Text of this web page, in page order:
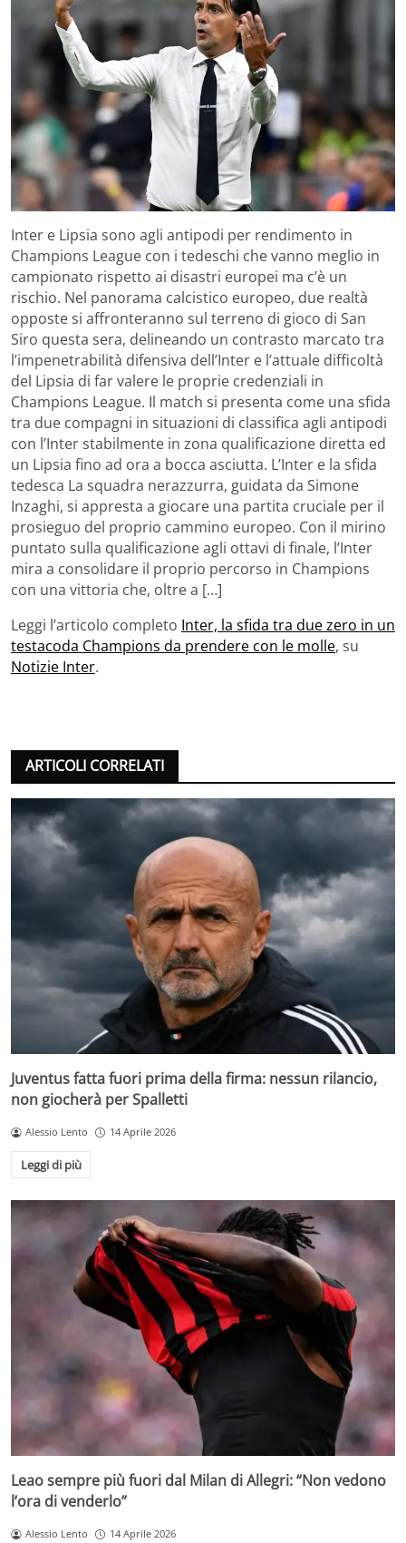
Inter e Lipsia sono agli antipodi per rendimento in
Champions League con i tedeschi che vanno meglio in
campionato rispetto ai disastri europei ma c’è un
rischio. Nel panorama calcistico europeo, due realtà
opposte si affronteranno sul terreno di gioco di San
Siro questa sera, delineando un contrasto marcato tra
l’impenetrabilità difensiva dell’Inter e l’attuale difficoltà
del Lipsia di far valere le proprie credenziali in
Champions League. Il match si presenta come una sfida
tra due compagni in situazioni di classifica agli antipodi
con l’Inter stabilmente in zona qualificazione diretta ed
un Lipsia fino ad ora a bocca asciutta. L’Inter e la sfida
tedesca La squadra nerazzurra, guidata da Simone
Inzaghi, si appresta a giocare una partita cruciale per il
prosieguo del proprio cammino europeo. Con il mirino
puntato sulla qualificazione agli ottavi di finale, l’Inter
mira a consolidare il proprio percorso in Champions
con una vittoria che, oltre a […]
Leggi l’articolo completo Inter, la sfida tra due zero in un
testacoda Champions da prendere con le molle, su
Notizie Inter.
ARTICOLI CORRELATI
Juventus fatta fuori prima della firma: nessun rilancio,
non giocherà per Spalletti
Alessio Lento 14 Aprile 2026
Leggi di più
Leao sempre più fuori dal Milan di Allegri: “Non vedono
l’ora di venderlo”
Alessio Lento 14 Aprile 2026